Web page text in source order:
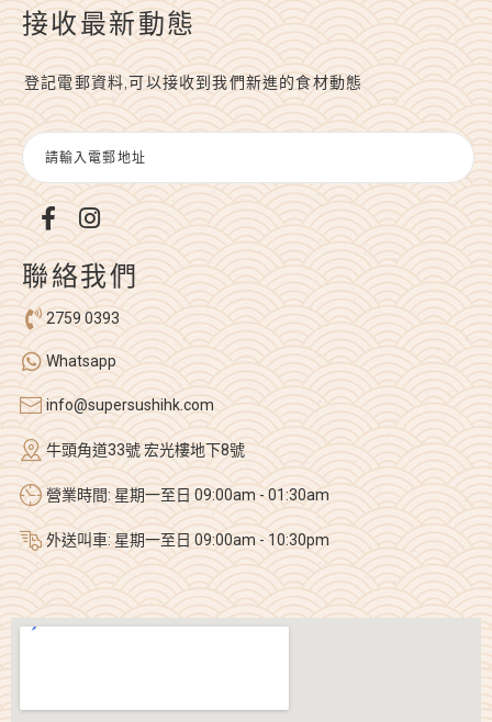
接收最新動態
登記電郵資料,可以接收到我們新進的食材動態
聯絡我們
2759 0393
Whatsapp
info@supersushihk.com
牛頭角道33號 宏光樓地下8號
營業時間: 星期一至日 09:00am - 01:30am
外送叫車: 星期一至日 09:00am - 10:30pm